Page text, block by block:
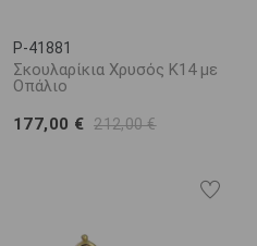
P-41881
Σκουλαρίκια Χρυσός Κ14 με
Οπάλιο
177,00 € 212,00 €